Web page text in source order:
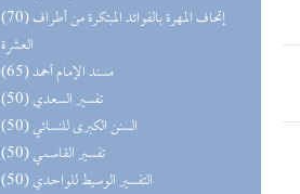
(70) إتحاف المهرة بالفوائد المبتكرة من أطراف
العشرة
(65) مسند الإمام أحمد
(50) تفسير السعدي
(50) السنن الكبرى للنسائي
(50) تفسير القاسمي
(50) التفسير الوسيط للواحدي